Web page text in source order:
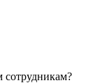
сотрудникам?